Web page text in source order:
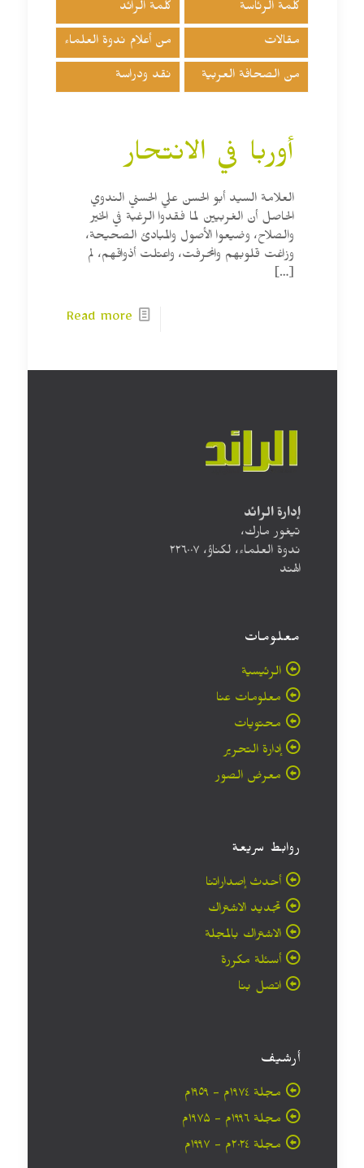
كلمة الرئاسة كلمة الرائد
مقالات من أعلام ندوة العلماء
من الصحافة العربية نقد ودراسة
أوربا في الانتحار
العلامة السيد أبو الحسن علي الحسني الندوي
الحاصل أن الغربيين لما فقدوا الرغبة في الخير
والصلاح، وضيعوا الأصول والمبادئ الصحيحة،
وزاغت قلوبهم وانحرفت، واعتلت أذواقهم، لم
[…]
Read more
إدارة الرائد
تيغور مارك،
ندوة العلماء، لكناؤ، ۲۲٦۰۰۷
الهند
معلومات
الرئيسية
معلومات عنا
محتويات
إدارة التحرير
معرض الصور
روابط سريعة
أحدث إصداراتنا
تجديد الاشتراك
الاشتراك بالمجلة
أسئلة مكررة
اتصل بنا
أرشيف
مجلة ۱۹۷٤م - ١٩٥٩م
مجلة ۱۹۹٦م - ۱۹۷۵م
مجلة ۲۰۲٤م - ۱۹۹۷م